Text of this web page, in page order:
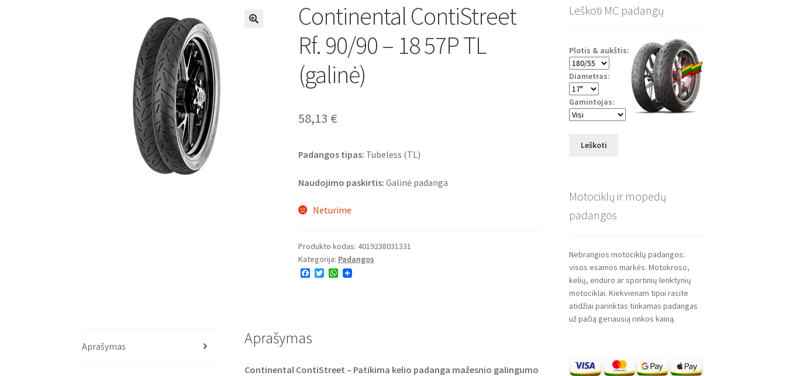
Continental ContiStreet
Rf. 90/90 – 18 57P TL
(galinė)
58,13 €
Padangos tipas: Tubeless (TL)
Naudojimo paskirtis: Galinė padanga
Neturime
Produkto kodas:4019238031331
Kategorija: Padangos
F
k
T
W
Aprašymas Aprašymas
Continental ContiStreet – Patikima kelio padanga mažesnio galingumo
Leškoti MC padangų
Plotis & aukštis:
Diametras:
Gamintojas:
Leškoti
Motociklų ir mopedų
padangos
Nebrangios motociklų padangos:
visos esamos markės. Motokroso,
kelių, enduro ar sportinių lenktynių
motociklai. Kiekvienam tipui rasite
atidžiai parinktas tinkamas padangas
už pačią geriausią rinkos kainą.